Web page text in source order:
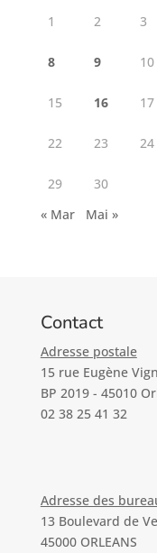
1 2 3
8 9 10
15 16 17
22 23 24
29
30
« Mar
Mai »
Contact
Adresse postale
15 rue Eugène
BP 2019 - 45010
02 38 25 41 32
Adresse des
13 Boulevard de
45000 ORLEANS